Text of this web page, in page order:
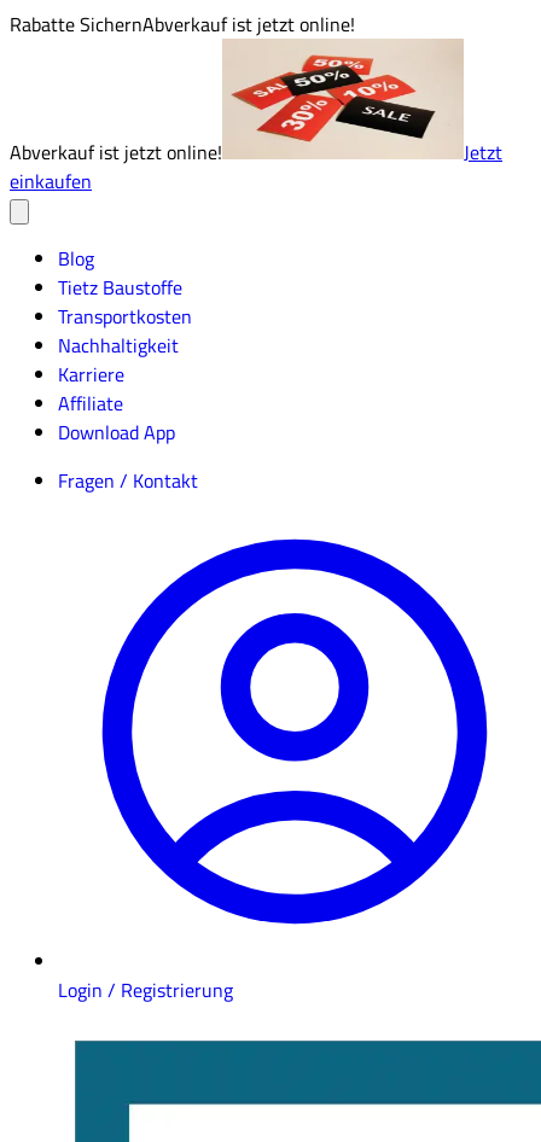
Rabatte SichernAbverkauf ist jetzt online!
Abverkauf ist jetzt online!
Jetzt
einkaufen
Blog
Tietz Baustoffe
Transportkosten
Nachhaltigkeit
Karriere
Affiliate
Download App
Fragen / Kontakt
Login / Registrierung